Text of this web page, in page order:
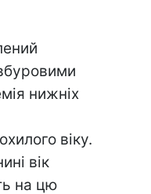
нижніх
віку.
вік
на цю